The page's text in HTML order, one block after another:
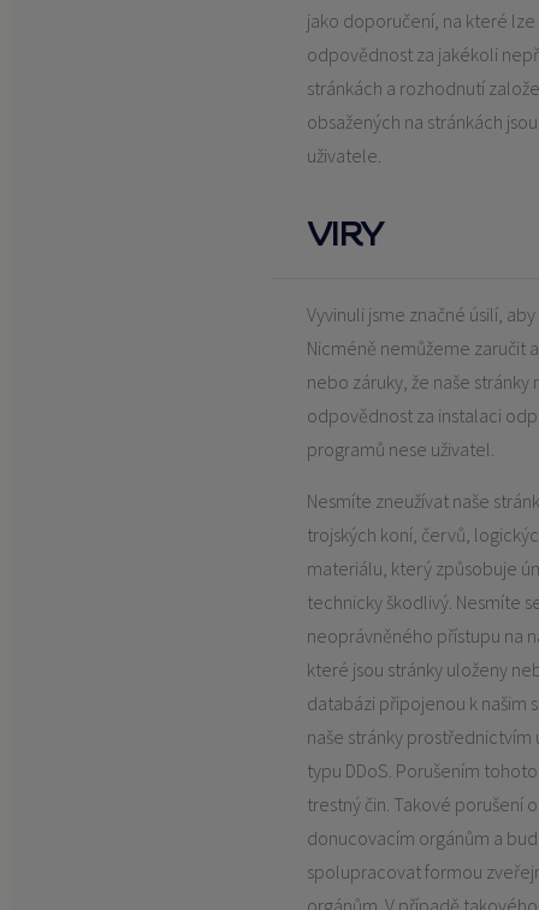
jako doporučení, na které
odpovědnost za jakékoli
stránkách a rozhodnutí
obsažených na stránkách
uživatele.
VIRY
Vyvinuli jsme značné úsilí,
Nicméně nemůžeme zaručit
nebo záruky, že naše
odpovědnost za instalaci
programů nese uživatel.
Nesmíte zneužívat naše
trojských koní, červů,
materiálu, který způsobuje
technicky škodlivý. Nesmíte
neoprávněného přístupu na
které jsou stránky uloženy
databázi připojenou k našim
naše stránky
typu DDoS. Porušením
trestný čin. Takové porušení
donucovacím orgánům a
spolupracovat formou
orgánům. V případě